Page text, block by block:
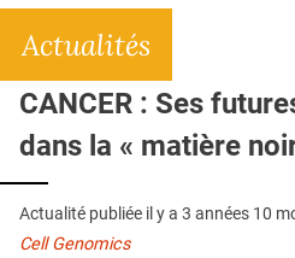
CONTACT
Actualités
CANCER : Ses
dans la « matière
Actualité publiée il y a 3 années 10
Cell Genomics